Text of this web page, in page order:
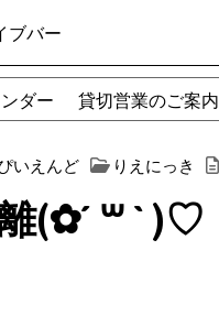
ブバー
ダー 貸切営業のご案内
いえんど りえにっき
(✿︎´ ꒳ ` )♡︎